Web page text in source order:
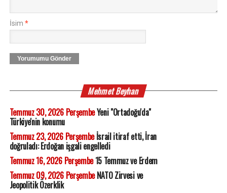
İsim *
Yorumumu Gönder
Mehmet Beyhan
Temmuz 30, 2026 PerşembeYeni "Ortadoğu'da"
Türkiye'nin konumu
Temmuz 23, 2026 Perşembeİsrail itiraf etti, İran
doğruladı: Erdoğan işgali engelledi
Temmuz 16, 2026 Perşembe15 Temmuz ve Erdem
Temmuz 09, 2026 PerşembeNATO Zirvesi ve
Jeopolitik Özerklik